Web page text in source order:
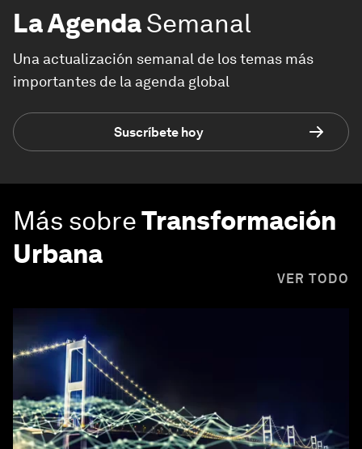
La AgendaSemanal
Una actualización semanal de los temas más
importantes de la agenda global
Suscríbete hoy
Más sobreTransformación
Urbana
VER TODO